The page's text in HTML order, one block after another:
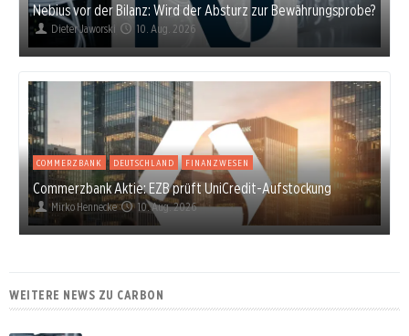
Nebius vor der Bilanz: Wird der Absturz zur Bewährungsprobe?
Dieter Jaworski 10. Aug. 2026
COMMERZBANK DEUTSCHLAND FINANZWESEN
Commerzbank Aktie: EZB prüft UniCredit-Aufstockung
Mirko Hennecke 10. Aug. 2026
WEITERE NEWS ZU CARBON